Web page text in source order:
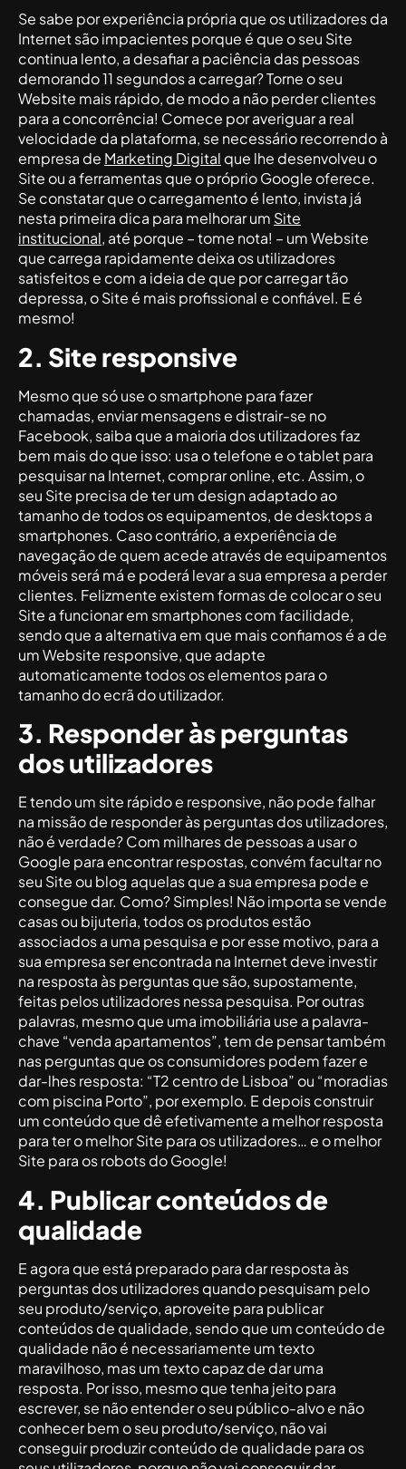
Se sabe por experiência própria que os utilizadores da
Internet são impacientes porque é que o seu Site
continua lento, a desafiar a paciência das pessoas
demorando 11 segundos a carregar? Torne o seu
Website mais rápido, de modo a não perder clientes
para a concorrência! Comece por averiguar a real
velocidade da plataforma, se necessário recorrendo à
empresa de Marketing Digital que lhe desenvolveu o
Site ou a ferramentas que o próprio Google oferece.
Se constatar que o carregamento é lento, invista já
nesta primeira dica para melhorar um Site
institucional, até porque – tome nota! – um Website
que carrega rapidamente deixa os utilizadores
satisfeitos e com a ideia de que por carregar tão
depressa, o Site é mais profissional e confiável. E é
mesmo!
2. Site responsive
Mesmo que só use o smartphone para fazer
chamadas, enviar mensagens e distrair-se no
Facebook, saiba que a maioria dos utilizadores faz
bem mais do que isso: usa o telefone e o tablet para
pesquisar na Internet, comprar online, etc. Assim, o
seu Site precisa de ter um design adaptado ao
tamanho de todos os equipamentos, de desktops a
smartphones. Caso contrário, a experiência de
navegação de quem acede através de equipamentos
móveis será má e poderá levar a sua empresa a perder
clientes. Felizmente existem formas de colocar o seu
Site a funcionar em smartphones com facilidade,
sendo que a alternativa em que mais confiamos é a de
um Website responsive, que adapte
automaticamente todos os elementos para o
tamanho do ecrã do utilizador.
3. Responder às perguntas
dos utilizadores
E tendo um site rápido e responsive, não pode falhar
na missão de responder às perguntas dos utilizadores,
não é verdade? Com milhares de pessoas a usar o
Google para encontrar respostas, convém facultar no
seu Site ou blog aquelas que a sua empresa pode e
consegue dar. Como? Simples! Não importa se vende
casas ou bijuteria, todos os produtos estão
associados a uma pesquisa e por esse motivo, para a
sua empresa ser encontrada na Internet deve investir
na resposta às perguntas que são, supostamente,
feitas pelos utilizadores nessa pesquisa. Por outras
palavras, mesmo que uma imobiliária use a palavra-
chave “venda apartamentos”, tem de pensar também
nas perguntas que os consumidores podem fazer e
dar-lhes resposta: “T2 centro de Lisboa” ou “moradias
com piscina Porto”, por exemplo. E depois construir
um conteúdo que dê efetivamente a melhor resposta
para ter o melhor Site para os utilizadores… e o melhor
Site para os robots do Google!
4. Publicar conteúdos de
qualidade
E agora que está preparado para dar resposta às
perguntas dos utilizadores quando pesquisam pelo
seu produto/serviço, aproveite para publicar
conteúdos de qualidade, sendo que um conteúdo de
qualidade não é necessariamente um texto
maravilhoso, mas um texto capaz de dar uma
resposta. Por isso, mesmo que tenha jeito para
escrever, se não entender o seu público-alvo e não
conhecer bem o seu produto/serviço, não vai
conseguir produzir conteúdo de qualidade para os